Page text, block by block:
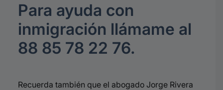
Para ayuda con
inmigración llámame al
88 85 78 22 76.
Recuerda también que el abogado Jorge Rivera